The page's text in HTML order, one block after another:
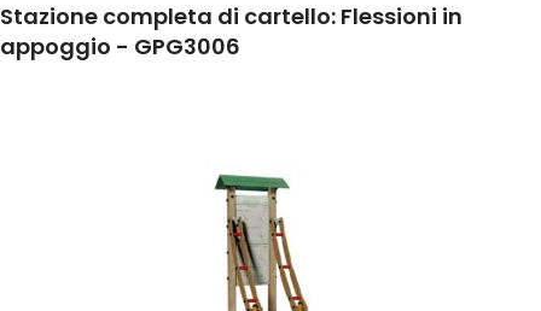
Stazione completa di cartello: Flessioni in
appoggio - GPG3006